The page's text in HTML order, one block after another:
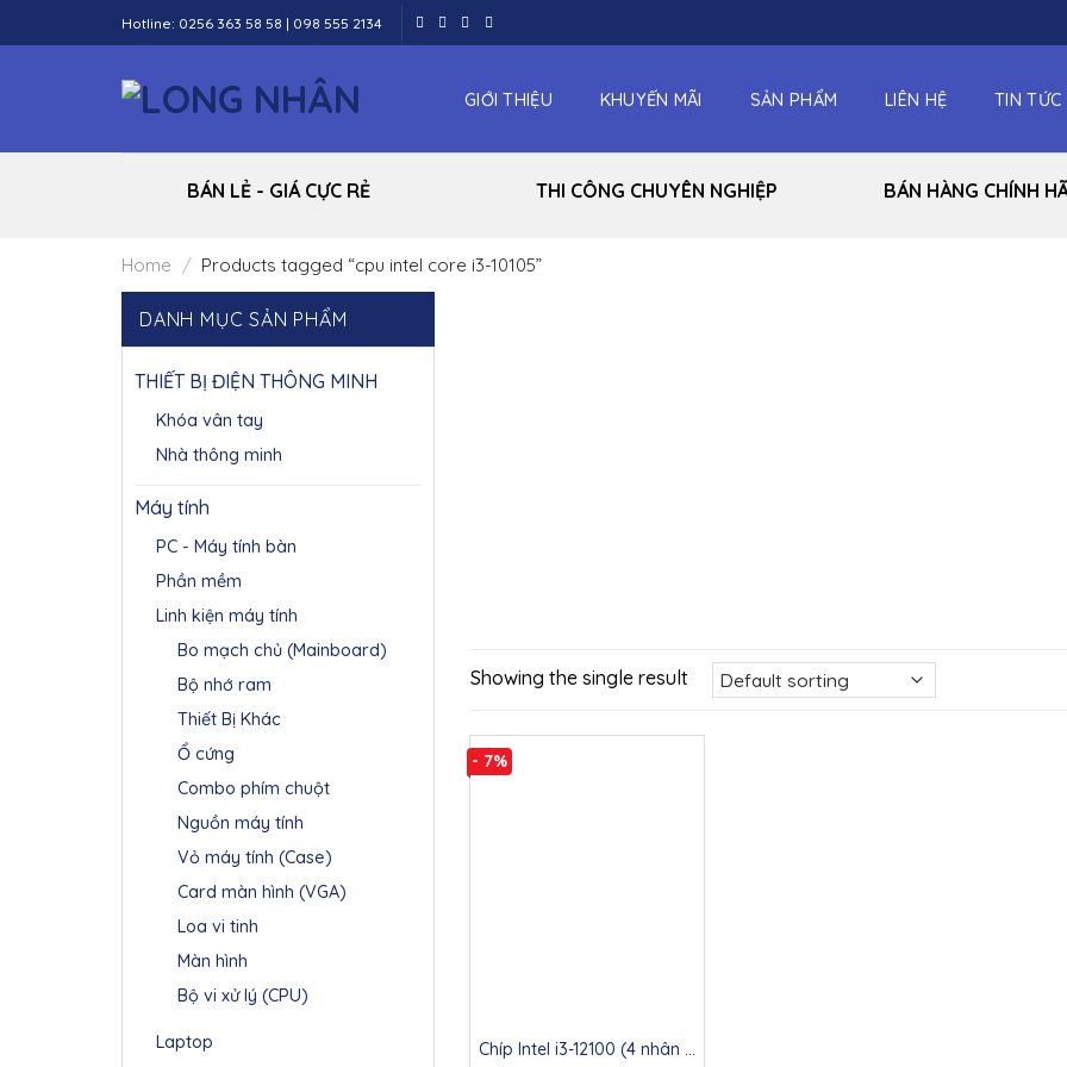
to
Hotline: 0256 363 58 58 | 098 555 2134
GIỚI THIỆU KHUYẾN MÃI SẢN PHẨM LIÊN HỆ TIN TỨC
BÁN LẺ - GIÁ CỰC RẺ THI CÔNG CHUYÊN NGHIỆP BÁN HÀNG CHÍNH
Home / Products tagged “cpu intel core i3-10105”
DANH MỤC SẢN PHẨM
THIẾT BỊ ĐIỆN THÔNG MINH
Khóa vân tay
Nhà thông minh
Máy tính
PC - Máy tính bàn
Phần mềm
Linh kiện máy tính
Bo mạch chủ (Mainboard)
Bộ nhớ ram
Thiết Bị Khác
Ổ cứng
Combo phím chuột
Nguồn máy tính
Vỏ máy tính (Case)
Card màn hình (VGA)
Loa vi tinh
Màn hình
Bộ vi xử lý (CPU)
Laptop
Showing the single result
- 7%
Chíp Intel i3-12100 (4 nhân 8